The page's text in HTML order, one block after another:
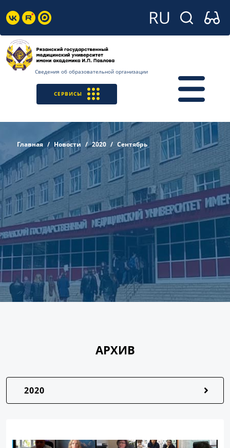
Сведения об образовательной организации
СЕРВИСЫ
Главная Новости 2020 Сентябрь
АРХИВ
2020